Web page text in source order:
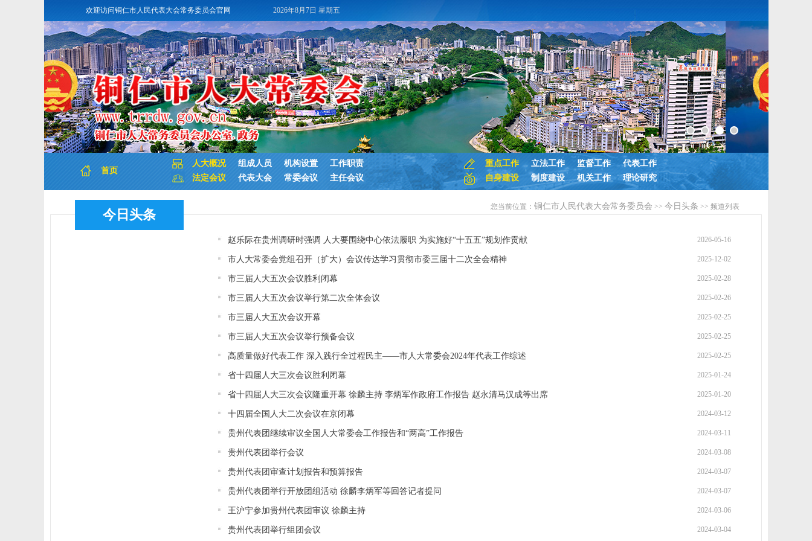
欢迎访问铜仁市人民代表大会常务委员会官网 2026年8月7日 星期五
首页
人大概况 组成人员 机构设置
工作职责
法定会议
代表大会 常委会议 主任会议
重点工作 立法工作 监督工作
代表工作
自身建设
制度建设 机关工作 理论研究
今日头条
您当前位置： 铜仁市人民代表大会常务委员会 >> 今日头条 >> 频道列表
赵乐际在贵州调研时强调 人大要围绕中心依法履职 为实施好“十五五”规划作贡献 2026-05-16
市人大常委会党组召开（扩大）会议传达学习贯彻市委三届十二次全会精神 2025-12-02
市三届人大五次会议胜利闭幕 2025-02-28
市三届人大五次会议举行第二次全体会议 2025-02-26
市三届人大五次会议开幕 2025-02-25
市三届人大五次会议举行预备会议 2025-02-25
高质量做好代表工作 深入践行全过程民主——市人大常委会2024年代表工作综述 2025-02-25
省十四届人大三次会议胜利闭幕 2025-01-24
省十四届人大三次会议隆重开幕 徐麟主持 李炳军作政府工作报告 赵永清马汉成等出席 2025-01-20
十四届全国人大二次会议在京闭幕 2024-03-12
贵州代表团继续审议全国人大常委会工作报告和“两高”工作报告 2024-03-11
贵州代表团举行会议 2024-03-08
贵州代表团审查计划报告和预算报告 2024-03-07
贵州代表团举行开放团组活动 徐麟李炳军等回答记者提问 2024-03-07
王沪宁参加贵州代表团审议 徐麟主持 2024-03-06
贵州代表团举行组团会议 2024-03-04